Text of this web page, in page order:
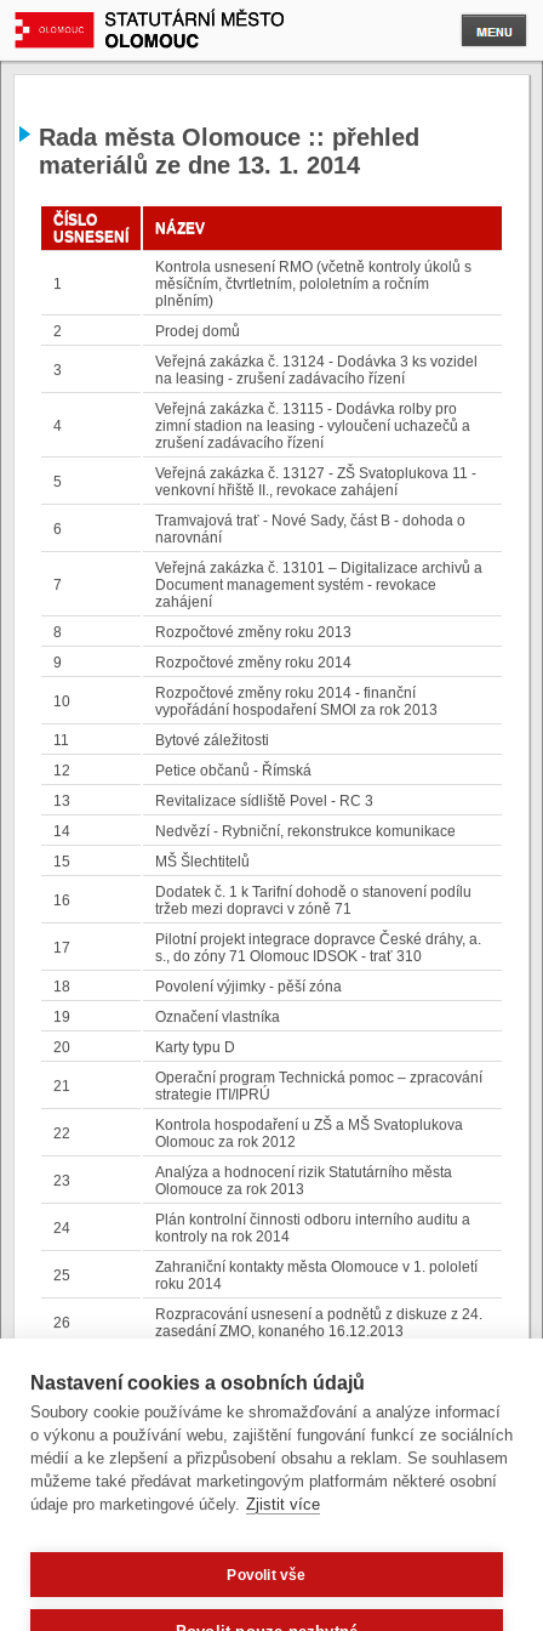
Rada města Olomouce :: přehled
materiálů ze dne 13. 1. 2014
ČÍSLO
USNESENÍ
NÁZEV
1
Kontrola usnesení RMO (včetně kontroly úkolů s
měsíčním, čtvrtletním, pololetním a ročním
plněním)
2
Prodej domů
3
Veřejná zakázka č. 13124 - Dodávka 3 ks vozidel
na leasing - zrušení zadávacího řízení
4
Veřejná zakázka č. 13115 - Dodávka rolby pro
zimní stadion na leasing - vyloučení uchazečů a
zrušení zadávacího řízení
5
Veřejná zakázka č. 13127 - ZŠ Svatoplukova 11 -
venkovní hřiště II., revokace zahájení
6
Tramvajová trať - Nové Sady, část B - dohoda o
narovnání
7
Veřejná zakázka č. 13101 – Digitalizace archivů a
Document management systém - revokace
zahájení
8
Rozpočtové změny roku 2013
9
Rozpočtové změny roku 2014
10
Rozpočtové změny roku 2014 - finanční
vypořádání hospodaření SMOl za rok 2013
11
Bytové záležitosti
12
Petice občanů - Římská
13
Revitalizace sídliště Povel - RC 3
14
Nedvězí - Rybniční, rekonstrukce komunikace
15
MŠ Šlechtitelů
16
Dodatek č. 1 k Tarifní dohodě o stanovení podílu
tržeb mezi dopravci v zóně 71
17
Pilotní projekt integrace dopravce České dráhy, a.
s., do zóny 71 Olomouc IDSOK - trať 310
18
Povolení výjimky - pěší zóna
19
Označení vlastníka
20
Karty typu D
21
Operační program Technická pomoc – zpracování
strategie ITI/IPRÚ
22
Kontrola hospodaření u ZŠ a MŠ Svatoplukova
Olomouc za rok 2012
23
Analýza a hodnocení rizik Statutárního města
Olomouce za rok 2013
24
Plán kontrolní činnosti odboru interního auditu a
kontroly na rok 2014
25
Zahraniční kontakty města Olomouce v 1. pololetí
roku 2014
26
Rozpracování usnesení a podnětů z diskuze z 24.
zasedání ZMO, konaného 16.12.2013
poskytnutí dotace
28
IPRM – zařazení projektů
29
Dolní náměstí - vymezení dopravního koridoru
Postup rekonstrukce železničního uzlu
Nastavení cookies a osobních údajů
Soubory cookie používáme ke shromažďování a analýze informací
o výkonu a používání webu, zajištění fungování funkcí ze sociálních
médií a ke zlepšení a přizpůsobení obsahu a reklam. Se souhlasem
můžeme také předávat marketingovým platformám některé osobní
údaje pro marketingové účely. Zjistit více
Povolit vše
Potřebujete poradit?Zeptejte